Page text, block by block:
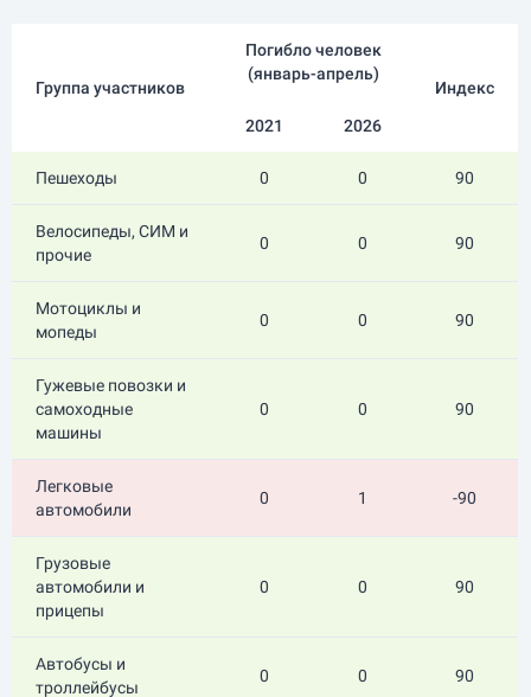
Группа участников
Погибло человек
(январь-апрель)
Индекс
2021
2026
Пешеходы 0 0 90
Велосипеды, СИМ и
прочие
0 0 90
Мотоциклы и
мопеды
0 0 90
Гужевые повозки и
самоходные
машины
0 0 90
Легковые
автомобили
0 1 -90
Грузовые
автомобили и
прицепы
0 0 90
Автобусы и
троллейбусы
0 0 90